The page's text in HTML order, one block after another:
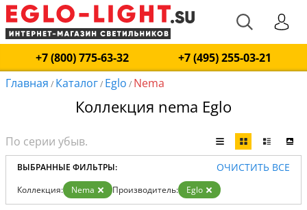
+7 (800) 775-63-32
+7 (495) 255-03-21
Главная / Каталог/ Eglo / Nema
Коллекция nema Eglo
ВЫБРАННЫЕ ФИЛЬТРЫ: ОЧИСТИТЬ ВСЕ
Коллекция: Nema Производитель: Eglo